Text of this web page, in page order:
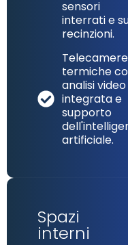
sensori
interrati e
recinzioni.
Telecamere
termiche
analisi video
integrata e
supporto
artificiale.
Spazi
interni